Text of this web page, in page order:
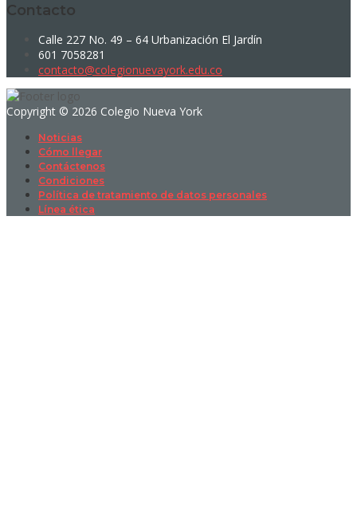
Contacto
Calle 227 No. 49 – 64 Urbanización El Jardín
601 7058281
contacto@colegionuevayork.edu.co
Copyright © 2026 Colegio Nueva York
Noticias
Cómo llegar
Contáctenos
Condiciones
Política de tratamiento de datos personales
Línea ética